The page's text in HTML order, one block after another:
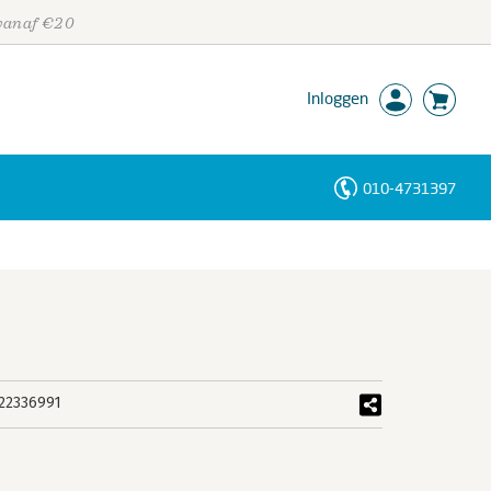
€20
Inloggen
010-4731397
Personen